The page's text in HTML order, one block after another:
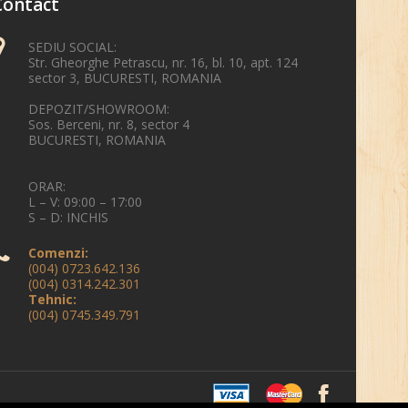
SEDIU SOCIAL:
Str. Gheorghe Petrascu, nr. 16, bl. 10, apt. 124
sector 3, BUCURESTI, ROMANIA
DEPOZIT/SHOWROOM:
Sos. Berceni, nr. 8, sector 4
BUCURESTI, ROMANIA
ORAR:
L – V: 09:00 – 17:00
S – D: INCHIS
Comenzi:
(004) 0723.642.136
(004) 0314.242.301
Tehnic:
(004) 0745.349.791